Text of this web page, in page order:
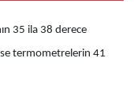
35 ila 38 derece
termometrelerin 41